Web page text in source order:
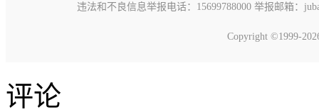
违法和不良信息举报电话：15699788000 举报邮箱：
Copyright ©1999-
评论